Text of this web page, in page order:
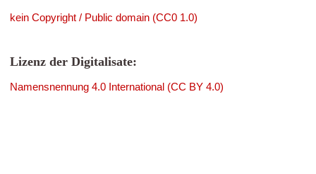
kein Copyright / Public domain (CC0 1.0)
Lizenz der Digitalisate:
Namensnennung 4.0 International (CC BY 4.0)